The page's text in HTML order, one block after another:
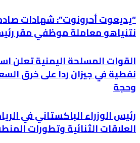
“يديعوت أحرونوت”: شهادات
نتنياهو معاملة موظفي مقر
القوات المسلحة اليمنية تعلن
نفطية في جيزان رداً على خرق
وحجة
رئيس الوزراء الباكستاني في
العلاقات الثنائية وتطورات